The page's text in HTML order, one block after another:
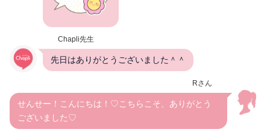
Chapli先生
先日はありがとうございました＾＾
Rさん
せんせー！こんにちは！♡こちらこそ、ありがとう
ございました♡